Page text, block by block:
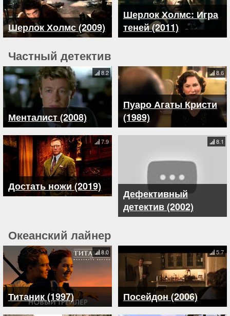
Шерлок Холмс (2009)
Шерлок Холмс: Игра
теней (2011)
Частный детектив
Менталист (2008)
8.2
Пуаро Агаты Кристи
(1989)
8.6
Достать ножи (2019)
7.9
Дефективный
детектив (2002)
8.1
Океанский лайнер
Титаник (1997)
8.0
Посейдон (2006)
5.7